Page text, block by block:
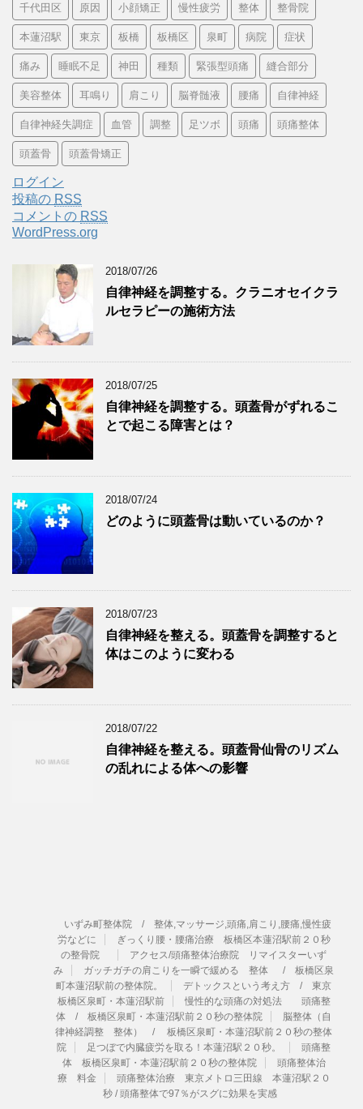
千代田区 原因 小顔矯正 慢性疲労 整体 整骨院
本蓮沼駅 東京 板橋 板橋区 泉町 病院 症状
痛み 睡眠不足 神田 種類 緊張型頭痛 縫合部分
美容整体 耳鳴り 肩こり 脳脊髄液 腰痛 自律神経
自律神経失調症 血管 調整 足ツボ 頭痛 頭痛整体
頭蓋骨 頭蓋骨矯正
ログイン
投稿の RSS
コメントの RSS
WordPress.org
2018/07/26
自律神経を調整する。クラニオセイクラ
ルセラピーの施術方法
2018/07/25
自律神経を調整する。頭蓋骨がずれるこ
とで起こる障害とは？
2018/07/24
どのように頭蓋骨は動いているのか？
2018/07/23
自律神経を整える。頭蓋骨を調整すると
体はこのように変わる
2018/07/22
自律神経を整える。頭蓋骨仙骨のリズム
の乱れによる体への影響
いずみ町整体院 / 整体,マッサージ,頭痛,肩こり,腰痛,慢性疲
労などに
ぎっくり腰・腰痛治療 板橋区本蓮沼駅前２０秒
の整骨院
アクセス/頭痛整体治療院 リマイスターいず
み
ガッチガチの肩こりを一瞬で緩める 整体 / 板橋区泉
町本蓮沼駅前の整体院。
デトックスという考え方 / 東京
板橋区泉町・本蓮沼駅前
慢性的な頭痛の対処法 頭痛整
体 / 板橋区泉町・本蓮沼駅前２０秒の整体院
脳整体（自
律神経調整 整体） / 板橋区泉町・本蓮沼駅前２０秒の整体
院
足つぼで内臓疲労を取る！本蓮沼駅２０秒。
頭痛整
体 板橋区泉町・本蓮沼駅前２０秒の整体院
頭痛整体治
療 料金
頭痛整体治療 東京メトロ三田線 本蓮沼駅２０
秒 / 頭痛整体で97％がスグに効果を実感